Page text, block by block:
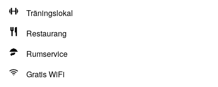
Träningslokal
Restaurang
Rumservice
Gratis WiFi